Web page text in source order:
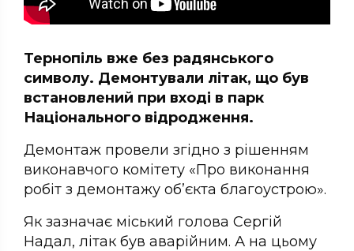
Тернопіль вже без радянського
символу. Демонтували літак, що був
встановлений при вході в парк
Національного відродження.
Демонтаж провели згідно з рішенням
виконавчого комітету «Про виконання
робіт з демонтажу об’єкта благоустрою».
Як зазначає міський голова Сергій
Надал, літак був аварійним. А на цьому